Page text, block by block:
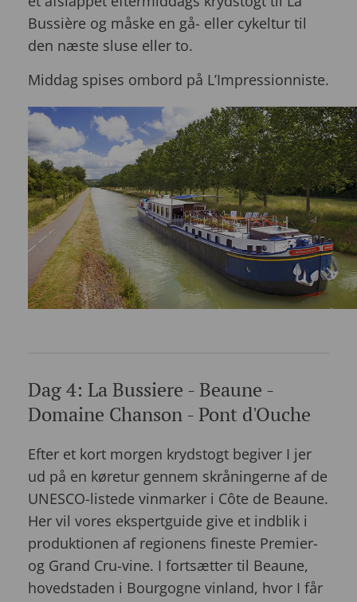
Bussière og måske en gå- eller cykeltur til
den næste sluse eller to.
Middag spises ombord på L’Impressionniste.
Dag 4: La Bussiere - Beaune -
Domaine Chanson - Pont d'Ouche
Efter et kort morgen krydstogt begiver I jer
ud på en køretur gennem skråningerne af de
UNESCO-listede vinmarker i Côte de Beaune.
Her vil vores ekspertguide give et indblik i
produktionen af regionens fineste Premier-
og Grand Cru-vine. I fortsætter til Beaune,
hovedstaden i Bourgogne vinland, hvor I får